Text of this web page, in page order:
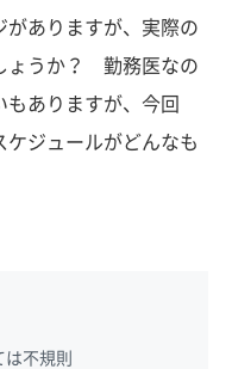
がありますが、実際の
ょうか？ 勤務医なの
ありますが、今回
ケジュールがどんなも
不規則